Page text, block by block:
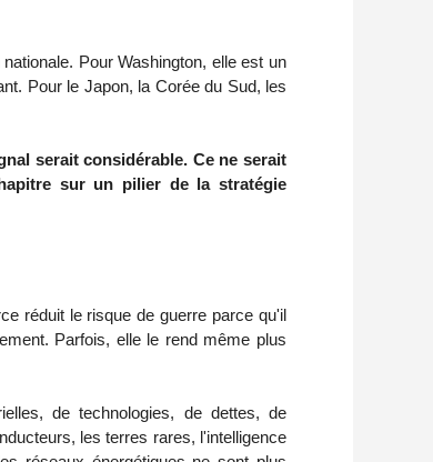
Pour Washington, elle est un
Pour le Japon, la Corée du Sud, les
serait considérable. Ce ne serait
sur un pilier de la stratégie
réduit le risque de guerre parce qu'il
Parfois, elle le rend même plus
de technologies, de dettes, de
les terres rares, l'intelligence